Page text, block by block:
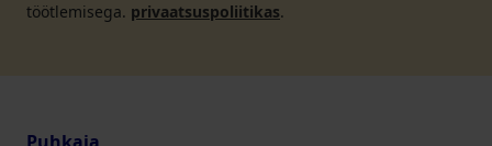
töötlemisega. privaatsuspoliitikas.